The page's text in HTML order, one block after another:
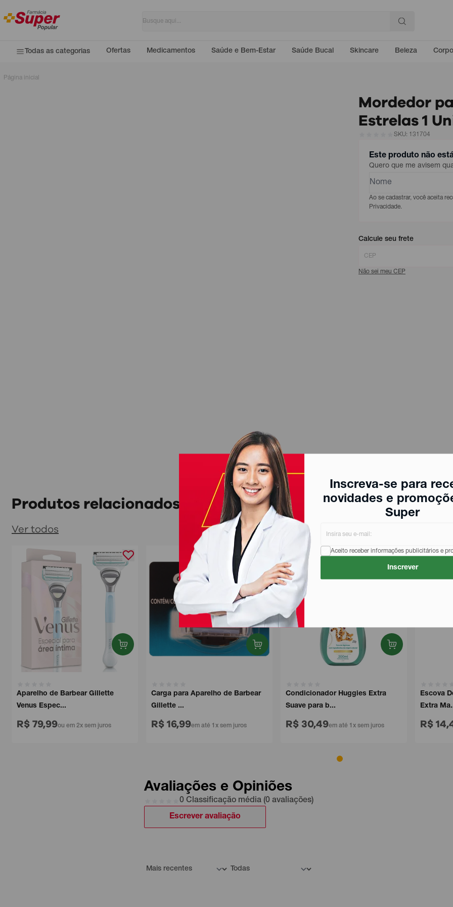
Inscreva-se para
novidades e
Super
Aceito receber informações publicitários e
Inscrever
Todas as categorias Ofertas Medicamentos Saúde e Bem-Estar Saúde Bucal Skincare Beleza Corpo
Página inicial
Mordedor
Estrelas 1
SKU: 131704
Este produto não
Quero que me avisem
Ao se cadastrar, você aceita
Privacidade.
Calcule seu frete
Não sei meu CEP
Produtos relacionados
Ver todos
Aparelho de Barbear Gillette
Venus Espec...
R$ 79,99ou em 2x sem juros
Carga para Aparelho de Barbear
Gillette ...
R$ 16,99em até 1x sem juros
Condicionador Huggies Extra
Suave para b...
R$ 30,49em até 1x sem juros
Escova
Extra Ma...
R$
Avaliações e Opiniões
0 Classificação média (0 avaliações)
Escrever avaliação